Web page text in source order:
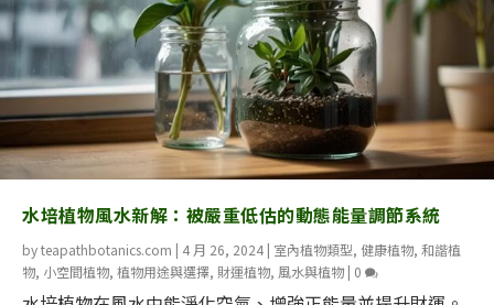
水培植物風水新解：被嚴重低估的動態能量調節系統
byteapathbotanics.com | 4 月 26, 2024 | 室內植物類型, 健康植物, 和諧植
物, 小空間植物, 植物用途與選擇, 財運植物, 風水與植物 | 0